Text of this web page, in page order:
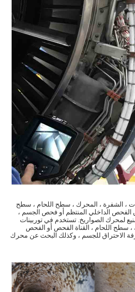
، الشفرة ، المحرك ، سطح اللحام ، سطح
الفحص الداخلي المنتظم أو فحص الجسم ،
لمحرك الصواريخ. تستخدم في توربينات
، سطح اللحام ، القناة الفحص أو الفحص
الاحتراق للجسم ، وكذلك البحث عن محرك